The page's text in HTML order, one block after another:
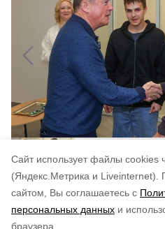
Cайт использует файлы cookies
(Яндекс.Метрика и Liveinternet).
сайтом, Вы соглашаетесь с
персональных данных и
браузера.
по оценке